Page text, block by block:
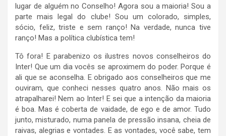
lugar de alguém no Conselho! Agora sou a maioria! Sou a
parte mais legal do clube! Sou um colorado, simples,
sócio, feliz, triste e sem ranço! Na verdade, nunca tive
ranço! Mas a política clubística tem!
Tô fora! E parabenizo os ilustres novos conselheiros do
Inter! Que um dia vocês se aproximem do poder. Porque é
ali que se aconselha. E obrigado aos conselheiros que me
ouviram, que conheci nesses quatro anos. Não mais os
atrapalharei! Nem ao Inter! E sei que a intenção da maioria
é boa. Mas é coberta de vaidade, de ego e de amor. Tudo
junto, misturado, numa panela de pressão insana, cheia de
raivas, alegrias e vontades. E as vontades, você sabe, tem